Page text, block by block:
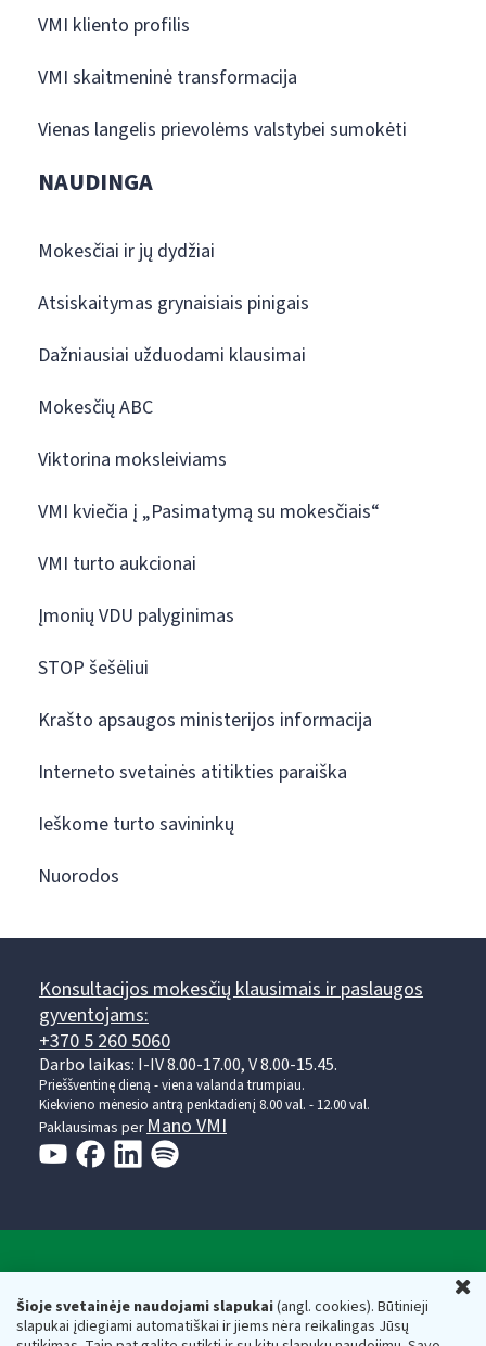
Šioje svetainėje naudojami slapukai(angl. cookies). Būtinieji
slapukai įdiegiami automatiškai ir jiems nėra reikalingas Jūsų
VMI kliento profilis
VMI skaitmeninė transformacija
Vienas langelis prievolėms valstybei sumokėti
NAUDINGA
Mokesčiai ir jų dydžiai
Atsiskaitymas grynaisiais pinigais
Dažniausiai užduodami klausimai
Mokesčių ABC
Viktorina moksleiviams
VMI kviečia į „Pasimatymą su mokesčiais“
VMI turto aukcionai
Įmonių VDU palyginimas
STOP šešėliui
Krašto apsaugos ministerijos informacija
Interneto svetainės atitikties paraiška
Ieškome turto savininkų
Nuorodos
Konsultacijos mokesčių klausimais ir paslaugos
gyventojams:
+370 5 260 5060
Darbo laikas: I-IV 8.00-17.00, V 8.00-15.45.
Prieššventinę dieną - viena valanda trumpiau.
Kiekvieno mėnesio antrą penktadienį 8.00 val. - 12.00 val.
Paklausimas per Mano VMI
Respublikos finansų ministerijos